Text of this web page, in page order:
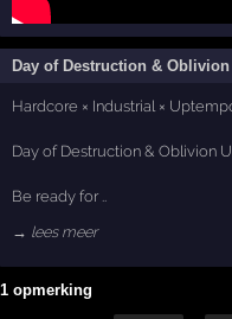
Day of Destruction &
Hardcore × Industrial ×
Day of Destruction & Oblivion
Be ready for ..
→ lees meer
1 opmerking